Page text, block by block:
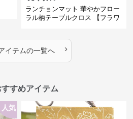
ランチョンマット 華やかフロー
ラル柄テーブルクロス 【フラワ
イテムの一覧へ ›
すめアイテム
人気